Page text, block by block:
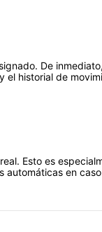
De
historial de
Esto es
en